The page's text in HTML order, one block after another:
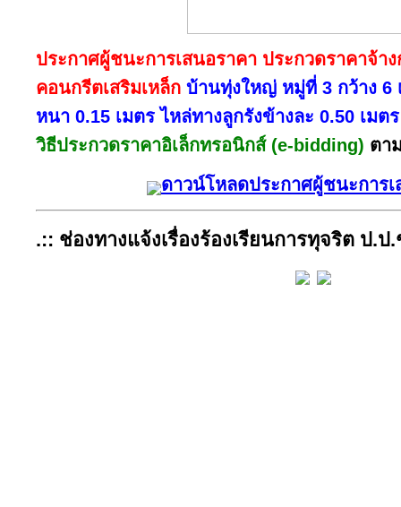
ประกาศผู้ชนะการเสนอราคา ประกวดราคาจ้า
คอนกรีตเสริมเหล็ก บ้านทุ่งใหญ่ หมู่ที่ 3 กว้าง 6
หนา 0.15 เมตร ไหล่ทางลูกรังข้างละ 0.50 เม
วิธีประกวดราคาอิเล็กทรอนิกส์ (e-bidding) ตา
ดาวน์โหลดประกาศผู้ชนะการเ
.:: ช่องทางแจ้งเรื่องร้องเรียนการทุจริต ป.